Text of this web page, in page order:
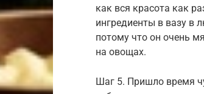
как вся красота как
ингредиенты в вазу в
потому что он очень
на овощах.
Шаг 5. Пришло время